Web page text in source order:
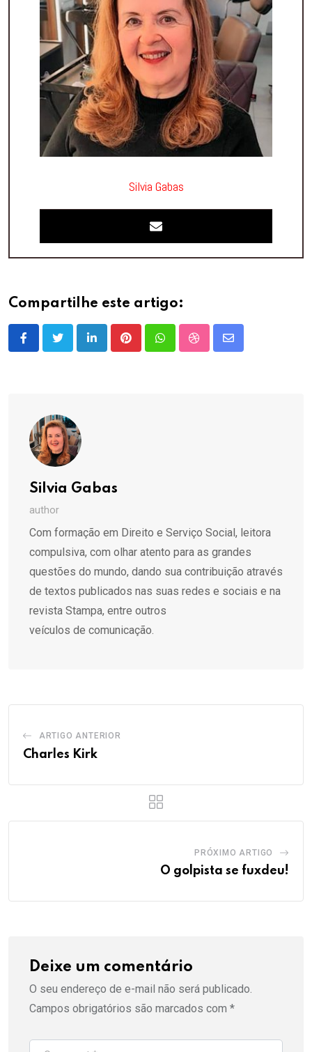
Silvia Gabas
Compartilhe este artigo:
LinkedInPinterestWhatsappStumbleUpon
Share
Silvia Gabas
author
Com formação em Direito e Serviço Social, leitora
compulsiva, com olhar atento para as grandes
questões do mundo, dando sua contribuição através
de textos publicados nas suas redes e sociais e na
revista Stampa, entre outros
veículos de comunicação.
ARTIGO ANTERIOR
Charles Kirk
PRÓXIMO ARTIGO
O golpista se fuxdeu!
Deixe um comentário
O seu endereço de e-mail não será publicado.
Campos obrigatórios são marcados com *